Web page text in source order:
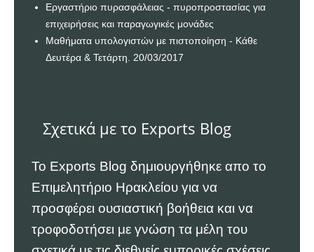
Εργαστήριο πυρασφάλειας - πυροπροστασίας για
επιχειρήσεις και παραγωγικές μονάδες
Μαθήματα υπολογιστών με πιστοποίηση - Κάθε
Δευτέρα & Τετάρτη. 20/03/2017
Σχετικά με το Exports Blog
Το Exports Blog δημιουργήθηκε απο το
Επιμελητήριο Ηρακλείου για να
προσφέρει ουσιαστική βοήθεια και να
τροφοδοτήσει με γνώση τα μέλη του